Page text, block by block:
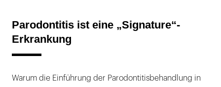
Parodontitis ist eine „Signature“-
Erkrankung
Warum die Einführung der Parodontitisbehandlung in